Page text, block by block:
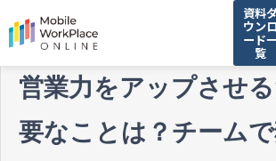
資料
ウンロ
ード
覧
製品サービス一覧
コネクシオの強み
営業力をアップさせ
要なことは？チーム